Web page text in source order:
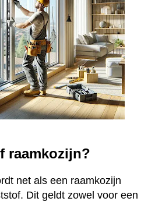
raamkozijn?
net als een raamkozijn
Dit geldt zowel voor een